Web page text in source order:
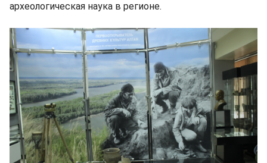
археологическая наука в регионе.